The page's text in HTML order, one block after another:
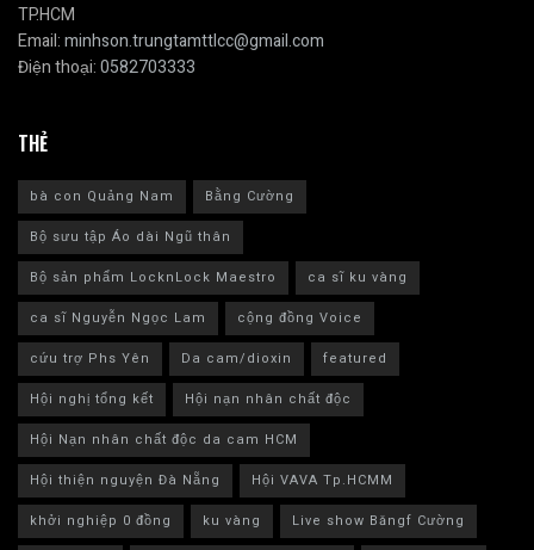
TP.HCM
Email:minhson.trungtamttlcc@gmail.com
Điện thoại:0582703333
THẺ
bà con Quảng Nam
Bằng Cường
Bộ sưu tập Áo dài Ngũ thân
Bộ sản phẩm LocknLock Maestro
ca sĩ ku vàng
ca sĩ Nguyễn Ngọc Lam
cộng đồng Voice
cứu trợ Phs Yên
Da cam/dioxin
featured
Hội nghị tổng kết
Hội nạn nhân chất độc
Hội Nạn nhân chất độc da cam HCM
Hội thiện nguyện Đà Nẵng
Hội VAVA Tp.HCMM
khởi nghiệp 0 đồng
ku vàng
Live show Băngf Cường